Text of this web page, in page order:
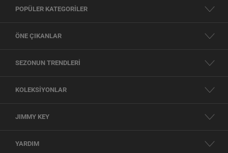
POPÜLER KATEGORİLER
ÖNE ÇIKANLAR
SEZONUN TRENDLERİ
KOLEKSİYONLAR
JIMMY KEY
YARDIM